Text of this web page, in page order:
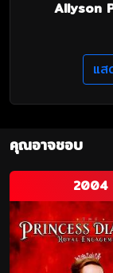
Allyson
แ
คุณอาจชอบ
2004